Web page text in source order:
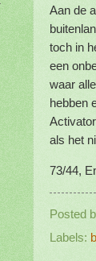
Aan de
toch in
een
waar
hebben
als het
73/44,
Posted
Labels: